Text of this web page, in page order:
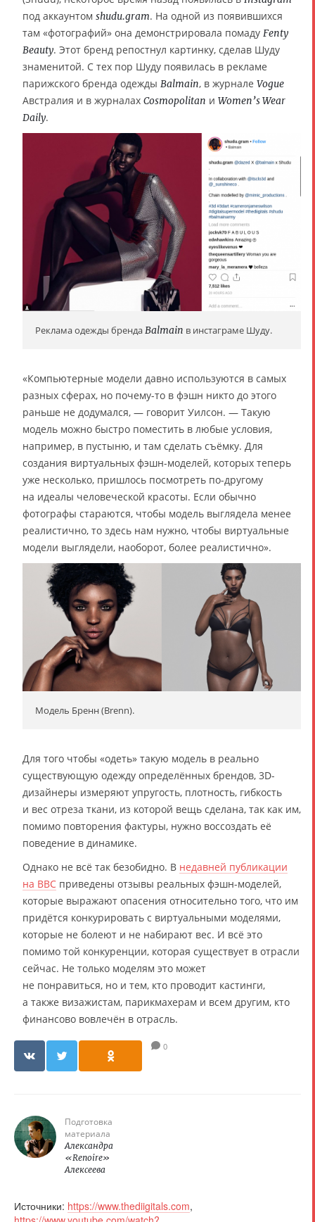
под аккаунтом shudu.gram. На одной из появившихся
там «фотографий» она демонстрировала помаду Fenty
Beauty. Этот бренд репостнул картинку, сделав Шуду
знаменитой. С тех пор Шуду появилась в рекламе
парижского бренда одежды Balmain, в журнале Vogue
Австралия и в журналах Cosmopolitan и Women’s Wear
Daily.
Реклама одежды брендаBalmain в инстаграме Шуду.
«Компьютерные модели давно используются в самых
разных сферах, но почему-то в фэшн никто до этого
раньше не додумался, — говорит Уилсон. — Такую
модель можно быстро поместить в любые условия,
например, в пустыню, и там сделать съёмку. Для
создания виртуальных фэшн-моделей, которых теперь
уже несколько, пришлось посмотреть по-другому
на идеалы человеческой красоты. Если обычно
фотографы стараются, чтобы модель выглядела менее
реалистично, то здесь нам нужно, чтобы виртуальные
модели выглядели, наоборот, более реалистично».
Модель Бренн (Brenn).
Для того чтобы «одеть» такую модель в реально
существующую одежду определённых брендов, 3D-
дизайнеры измеряют упругость, плотность, гибкость
и вес отреза ткани, из которой вещь сделана, так как им,
помимо повторения фактуры, нужно воссоздать её
поведение в динамике.
Однако не всё так безобидно. В недавней публикации
на BBC приведены отзывы реальных фэшн-моделей,
которые выражают опасения относительно того, что им
придётся конкурировать с виртуальными моделями,
которые не болеют и не набирают вес. И всё это
помимо той конкуренции, которая существует в отрасли
сейчас. Не только моделям это может
не понравиться, но и тем, кто проводит кастинги,
а также визажистам, парикмахерам и всем другим, кто
финансово вовлечён в отрасль.
0
Подготовка
материала
Александра
«Renoire»
Алексеева
Источники: https://www.thediigitals.com,